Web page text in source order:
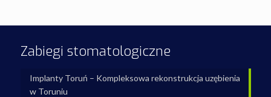
Zabiegi stomatologiczne
Implanty Toruń – Kompleksowa rekonstrukcja uzębienia
w Toruniu